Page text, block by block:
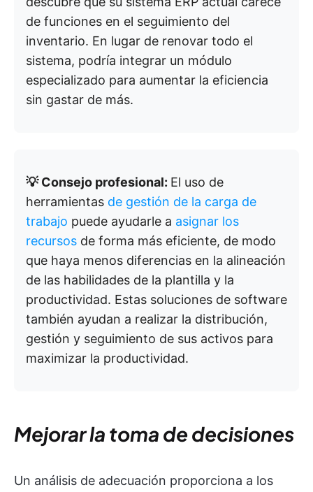
de funciones en el seguimiento del
inventario. En lugar de renovar todo el
sistema, podría integrar un módulo
especializado para aumentar la eficiencia
sin gastar de más.
💡 Consejo profesional: El uso de
herramientas de gestión de la carga de
trabajo puede ayudarle a asignar los
recursos de forma más eficiente, de modo
que haya menos diferencias en la alineación
de las habilidades de la plantilla y la
productividad. Estas soluciones de software
también ayudan a realizar la distribución,
gestión y seguimiento de sus activos para
maximizar la productividad.
Mejorar la toma de decisiones
Un análisis de adecuación proporciona a los